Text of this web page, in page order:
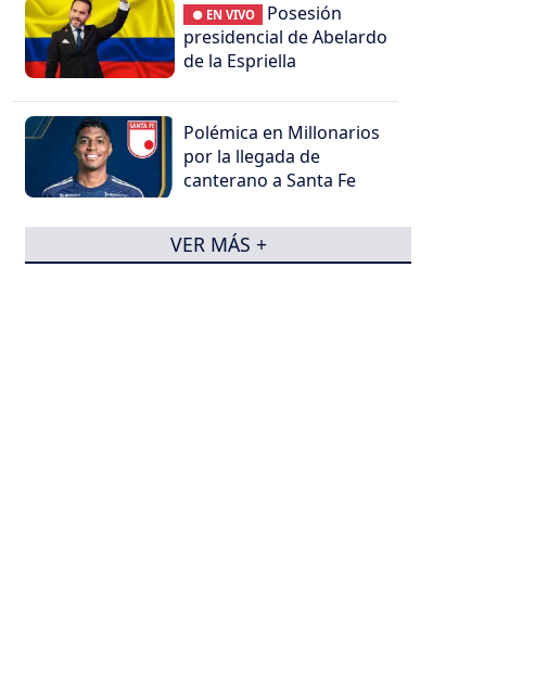
● EN VIVO
Posesión
presidencial de Abelardo
de la Espriella
Polémica en Millonarios
por la llegada de
canterano a Santa Fe
VER MÁS +